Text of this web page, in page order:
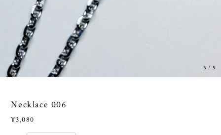
3 /5
Necklace 006
¥3,080